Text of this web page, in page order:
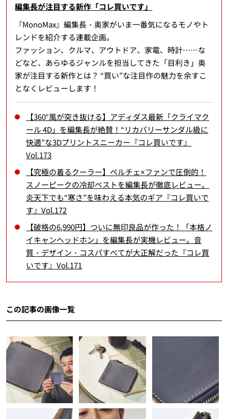
編集長が注目する新作「コレ買いです」
『MonoMax』編集長・奥家がいま一番気になるモノやト
レンドを紹介する連載企画。
ファッション、クルマ、アウトドア、家電、時計……な
どなど、あらゆるジャンルを担当してきた「目利き」奥
家が注目する新作とは？ “買い”な注目作の魅力を余すこ
となくレビューします！
【360°風が突き抜ける】アディダス最新「クライマク
ール 4D」を編集長が絶賛！“リカバリーサンダル級に
快適”な3Dプリントスニーカー『コレ買いです』
Vol.173
【究極の着るクーラー】ペルチェ×ファンで圧倒的！
スノーピークの冷却ベストを編集長が徹底レビュー。
炎天下でも“寒さ”を味わえる本気のギア『コレ買いで
す』Vol.172
【破格の6,990円】ついに無印良品が作った！「本格ノ
イキャンヘッドホン」を編集長が実機レビュー。音
質・デザイン・コスパすべてが大正解だった『コレ買
いです』Vol.171
この記事の画像一覧